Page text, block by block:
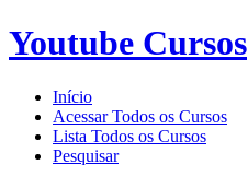
Youtube Cursos
Início
Acessar Todos os Cursos
Lista Todos os Cursos
Pesquisar